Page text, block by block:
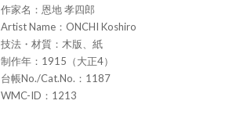
作家名：恩地 孝四郎
Artist Name：ONCHI Koshiro
技法・材質：木版、紙
制作年：1915（大正4）
台帳No./Cat.No.：1187
WMC-ID：1213